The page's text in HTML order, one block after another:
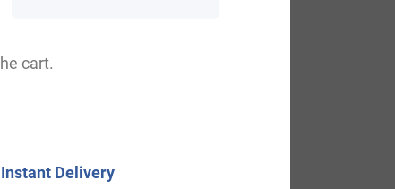
de sable. English: Argent a chevron
cart.
Instant Delivery